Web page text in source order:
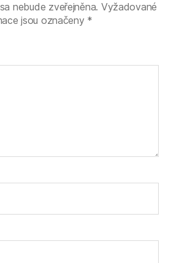
nebude zveřejněna. Vyžadované
jsou označeny *